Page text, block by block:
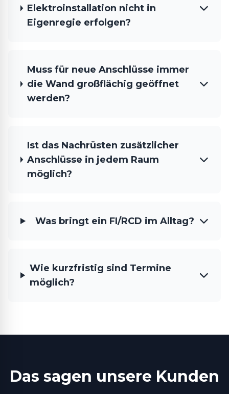
Elektroinstallation nicht in
Eigenregie erfolgen?
Muss für neue Anschlüsse immer
die Wand großflächig geöffnet
werden?
Ist das Nachrüsten zusätzlicher
Anschlüsse in jedem Raum
möglich?
Was bringt ein FI/RCD im Alltag?
Wie kurzfristig sind Termine
möglich?
Das sagen unsere Kunden